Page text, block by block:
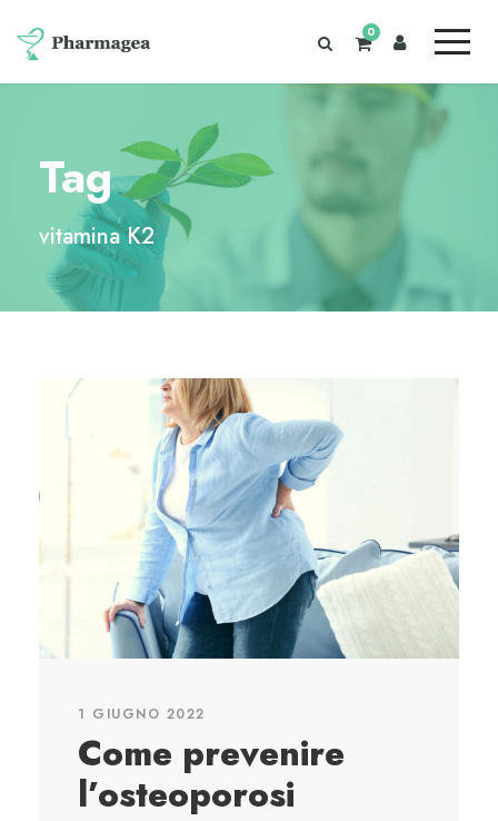
0
Tag
vitamina K2
1 GIUGNO 2022
Come prevenire
l’osteoporosi